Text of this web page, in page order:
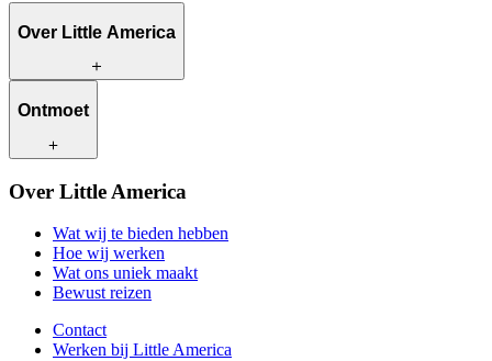
Over Little America
Wat wij te bieden hebben
Wat ons uniek maakt
Contact
Werken bij Little America
Ontmoet
Onze reisadviseurs
Over Little America
Wat wij te bieden hebben
Hoe wij werken
Wat ons uniek maakt
Bewust reizen
Contact
Werken bij Little America